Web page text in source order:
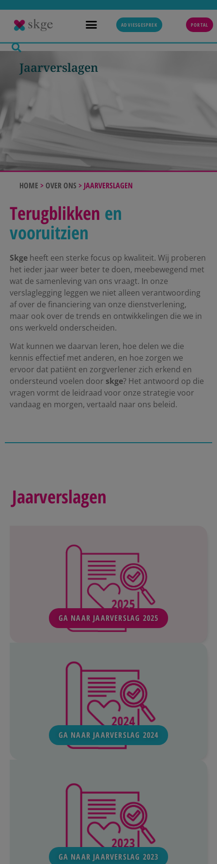
ADVIESGESPREK PORTAL
Jaarverslagen
HOME > OVER ONS > JAARVERSLAGEN
Terugblikken en
vooruitzien
Skge heeft een sterke focus op kwaliteit. Wij proberen
het ieder jaar weer beter te doen, meebewegend met
wat de samenleving van ons vraagt. In onze
verslaglegging leggen we niet alleen verantwoording
af over de financiering van onze dienstverlening,
maar ook over de trends en ontwikkelingen die we in
ons werkveld onderscheiden.
Wat kunnen we daarvan leren, hoe delen we die
kennis effectief met anderen, en hoe zorgen we
ervoor dat patiënt en zorgverlener zich erkend en
ondersteund voelen door skge? Het antwoord op die
vragen vormt de leidraad voor onze strategie voor
vandaag en morgen, vertaald naar ons beleid.
Jaarverslagen
GA NAAR JAARVERSLAG 2025
GA NAAR JAARVERSLAG 2024
GA NAAR JAARVERSLAG 2023